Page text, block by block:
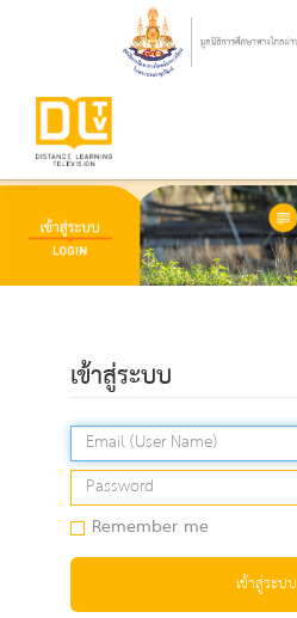
เข้าสู่ระบบ
Remember me
เข้าสู่ระบบ